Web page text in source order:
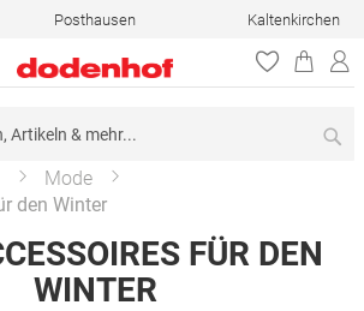
Posthausen Kaltenkirchen
Mode
den Winter
FÜR DEN
WINTER